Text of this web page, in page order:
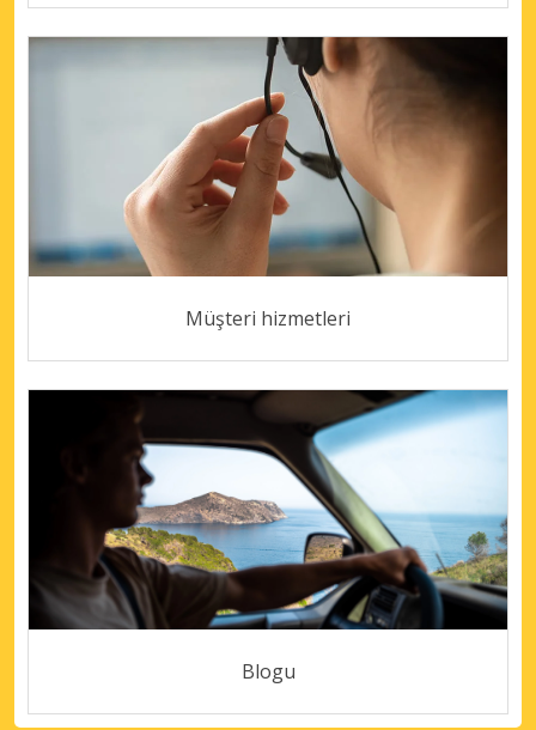
Müşteri hizmetleri
Blogu